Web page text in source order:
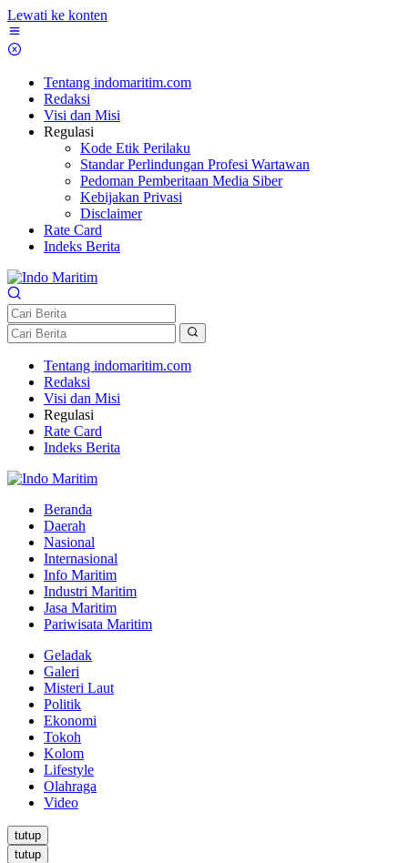
Lewati ke konten
Tentang indomaritim.com
Redaksi
Visi dan Misi
Regulasi
Kode Etik Perilaku
Standar Perlindungan Profesi Wartawan
Pedoman Pemberitaan Media Siber
Kebijakan Privasi
Disclaimer
Rate Card
Indeks Berita
Tentang indomaritim.com
Redaksi
Visi dan Misi
Regulasi
Rate Card
Indeks Berita
Beranda
Daerah
Nasional
Internasional
Info Maritim
Industri Maritim
Jasa Maritim
Pariwisata Maritim
Geladak
Galeri
Misteri Laut
Politik
Ekonomi
Tokoh
Kolom
Lifestyle
Olahraga
Video
tutup
tutup